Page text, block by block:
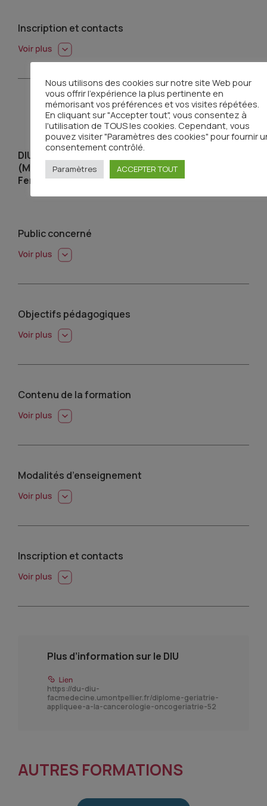
Inscription et contacts
DIU Gériatrie appliquée à la cancérologie
(Montpellier, Lyon, St-Etienne, Clermont-
Ferrand, Dijon)
Public concerné
Objectifs pédagogiques
Contenu de la formation
Modalités d’enseignement
Inscription et contacts
Plus d’information sur le DIU
https://du-diu-
facmedecine.umontpellier.fr/diplome-geriatrie-
appliquee-a-la-cancerologie-oncogeriatrie-52
AUTRES FORMATIONS
Nous utilisons des cookies sur notre site Web pour
vous offrir l'expérience la plus pertinente en
mémorisant vos préférences et vos visites répétées.
En cliquant sur "Accepter tout", vous consentez à
l'utilisation de TOUS les cookies. Cependant, vous
pouvez visiter "Paramètres des cookies" pour fournir
consentement contrôlé.
Paramètres ACCEPTER TOUT